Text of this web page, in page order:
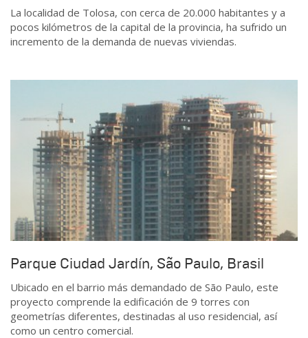
La localidad de Tolosa, con cerca de 20.000 habitantes y a
pocos kilómetros de la capital de la provincia, ha sufrido un
incremento de la demanda de nuevas viviendas.
Parque Ciudad Jardín, São Paulo, Brasil
Ubicado en el barrio más demandado de São Paulo, este
proyecto comprende la edificación de 9 torres con
geometrías diferentes, destinadas al uso residencial, así
como un centro comercial.